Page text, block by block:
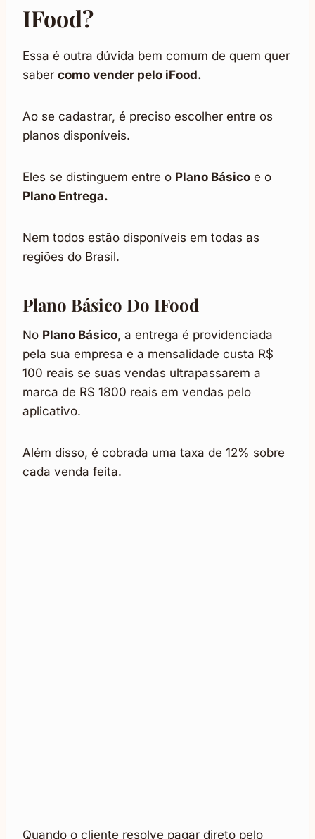
IFood?
Essa é outra dúvida bem comum de quem quer
saber como vender pelo iFood.
Ao se cadastrar, é preciso escolher entre os
planos disponíveis.
Eles se distinguem entre o Plano Básico e o
Plano Entrega.
Nem todos estão disponíveis em todas as
regiões do Brasil.
Plano Básico Do IFood
No Plano Básico, a entrega é providenciada
pela sua empresa e a mensalidade custa R$
100 reais se suas vendas ultrapassarem a
marca de R$ 1800 reais em vendas pelo
aplicativo.
Além disso, é cobrada uma taxa de 12% sobre
cada venda feita.
Quando o cliente resolve pagar direto pelo